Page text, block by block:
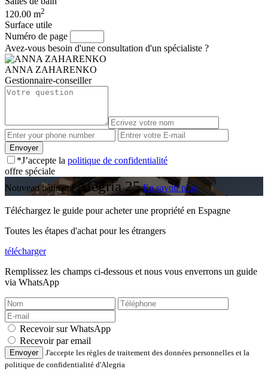
120.00 m2
Surface utile
Numéro de page
Avez-vous besoin d'une consultation d'un spécialiste ?
ANNA ZAHARENKO
Gestionnaire-conseiller
*J’accepte la politique de confidentialité
offre spéciale
Nouveau bâtiment Alegria 25 En savoir plus
Téléchargez le guide pour acheter une propriété en Espagne
Toutes les étapes d'achat pour les étrangers
télécharger
Remplissez les champs ci-dessous et nous vous enverrons un guide
via WhatsApp
Recevoir sur WhatsApp
Recevoir par email
Envoyer
J'accepte les règles de traitement des données personnelles et la
politique de confidentialité d'Alegria